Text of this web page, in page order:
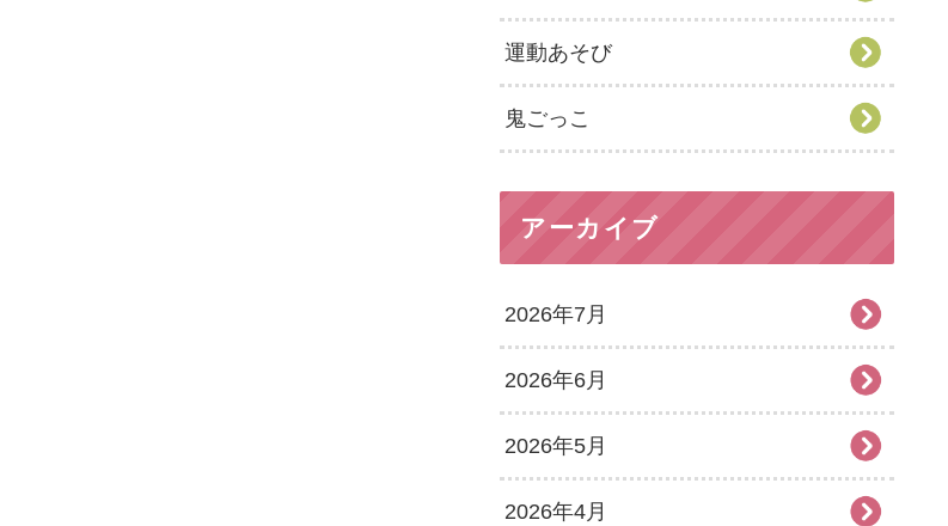
運動あそび
鬼ごっこ
アーカイブ
2026年7月
2026年6月
2026年5月
2026年4月